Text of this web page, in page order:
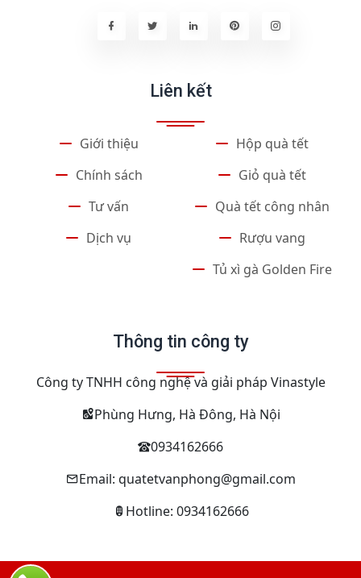
Liên kết
Giới thiệu
Chính sách
Tư vấn
Dịch vụ
Hộp quà tết
Giỏ quà tết
Quà tết công nhân
Rượu vang
Tủ xì gà Golden Fire
Thông tin công ty
Công ty TNHH công nghệ và giải pháp Vinastyle
Phùng Hưng, Hà Đông, Hà Nội
0934162666
Email: quatetvanphong@gmail.com
Hotline: 0934162666